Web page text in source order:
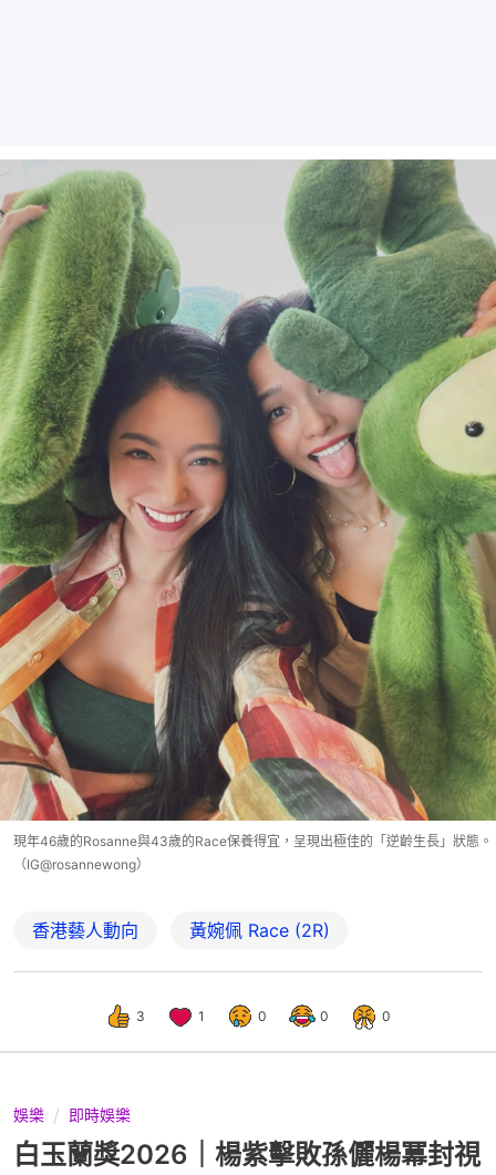
現年46歲的Rosanne與43歲的Race保養得宜，呈現出極佳的「逆齡生長」狀態。
（IG@rosannewong）
香港藝人動向 黃婉佩 Race (2R)
3 1 0 0 0
娛樂 即時娛樂
白玉蘭獎2026｜楊紫擊敗孫儷楊冪封視